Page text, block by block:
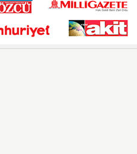
LPG’ye Dev Zam Geliyor!
Küresel petrol piyasalarındaki
dalgalanmalar ve döviz kurundaki ...